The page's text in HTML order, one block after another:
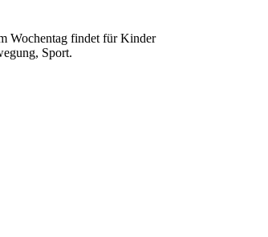
Wochentag findet für Kinder
Sport.